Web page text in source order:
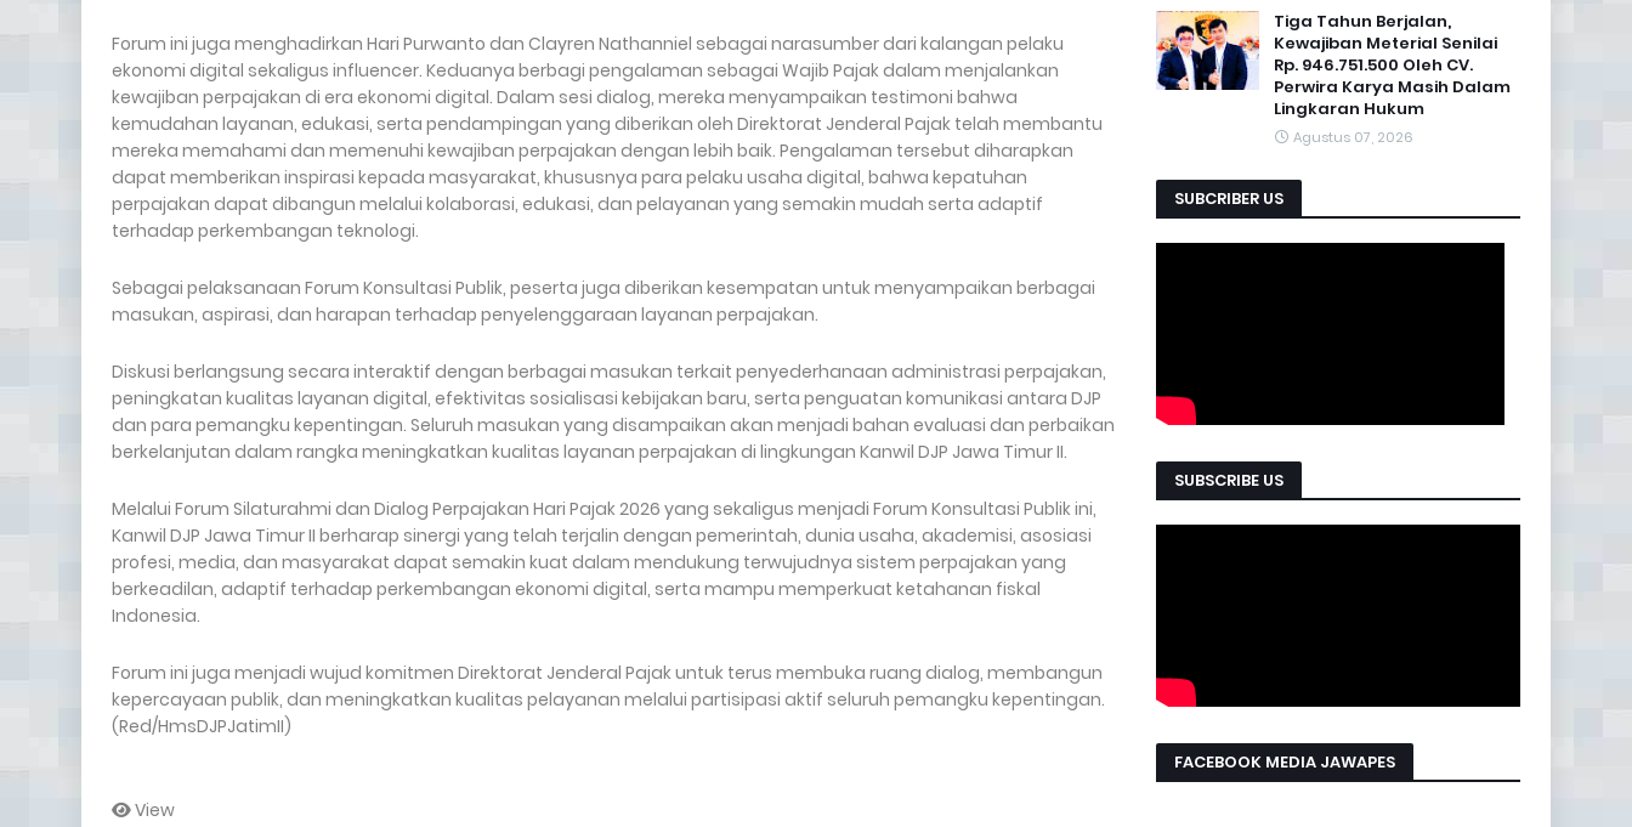
Forum ini juga menghadirkan Hari Purwanto dan Clayren Nathanniel sebagai narasumber dari kalangan pelaku
ekonomi digital sekaligus influencer. Keduanya berbagi pengalaman sebagai Wajib Pajak dalam menjalankan
kewajiban perpajakan di era ekonomi digital. Dalam sesi dialog, mereka menyampaikan testimoni bahwa
kemudahan layanan, edukasi, serta pendampingan yang diberikan oleh Direktorat Jenderal Pajak telah membantu
mereka memahami dan memenuhi kewajiban perpajakan dengan lebih baik. Pengalaman tersebut diharapkan
dapat memberikan inspirasi kepada masyarakat, khususnya para pelaku usaha digital, bahwa kepatuhan
perpajakan dapat dibangun melalui kolaborasi, edukasi, dan pelayanan yang semakin mudah serta adaptif
terhadap perkembangan teknologi.
Sebagai pelaksanaan Forum Konsultasi Publik, peserta juga diberikan kesempatan untuk menyampaikan berbagai
masukan, aspirasi, dan harapan terhadap penyelenggaraan layanan perpajakan.
Diskusi berlangsung secara interaktif dengan berbagai masukan terkait penyederhanaan administrasi perpajakan,
peningkatan kualitas layanan digital, efektivitas sosialisasi kebijakan baru, serta penguatan komunikasi antara DJP
dan para pemangku kepentingan. Seluruh masukan yang disampaikan akan menjadi bahan evaluasi dan perbaikan
berkelanjutan dalam rangka meningkatkan kualitas layanan perpajakan di lingkungan Kanwil DJP Jawa Timur II.
Melalui Forum Silaturahmi dan Dialog Perpajakan Hari Pajak 2026 yang sekaligus menjadi Forum Konsultasi Publik ini,
Kanwil DJP Jawa Timur II berharap sinergi yang telah terjalin dengan pemerintah, dunia usaha, akademisi, asosiasi
profesi, media, dan masyarakat dapat semakin kuat dalam mendukung terwujudnya sistem perpajakan yang
berkeadilan, adaptif terhadap perkembangan ekonomi digital, serta mampu memperkuat ketahanan fiskal
Indonesia.
Forum ini juga menjadi wujud komitmen Direktorat Jenderal Pajak untuk terus membuka ruang dialog, membangun
kepercayaan publik, dan meningkatkan kualitas pelayanan melalui partisipasi aktif seluruh pemangku kepentingan.
(Red/HmsDJPJatimII)
View
Tiga Tahun Berjalan,
Kewajiban Meterial Senilai
Rp. 946.751.500 Oleh CV.
Perwira Karya Masih Dalam
Lingkaran Hukum
Agustus 07, 2026
SUBCRIBER US
SUBSCRIBE US
FACEBOOK MEDIA JAWAPES